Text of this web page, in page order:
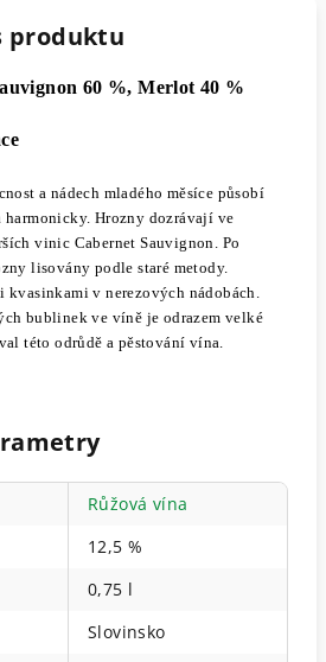
produktu
60 %, Merlot 40 %
a nádech mladého měsíce působí
Hrozny dozrávají ve
vinic Cabernet Sauvignon. Po
lisovány podle staré metody.
kvasinkami v nerezových nádobách.
bublinek ve víně je odrazem velké
této odrůdě a pěstování vína.
Růžová vína
12,5 %
0,75 l
Slovinsko